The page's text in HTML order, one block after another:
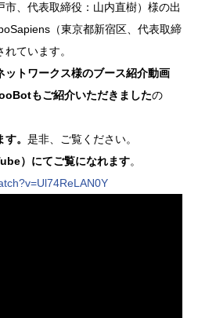
、代表取締役：山内直樹）様の出
（東京都新宿区、代表取締
ています。
ットワークス様のブース紹介動画
もご紹介いただきましたの
。 是非、ご覧ください。
）にてご覧になれます。